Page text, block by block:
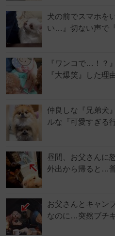
犬の前でスマホを
い…』切ない声で
『ワンコで…！？
『大爆笑』した
仲良しな『兄弟犬
ルな『可愛すぎる
昼間、お父さんに
外出から帰ると…
お父さんとキャン
なのに…突然ブチ